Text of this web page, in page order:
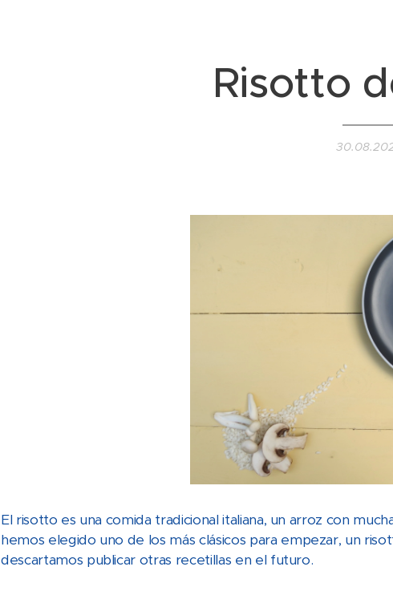
Risotto
El risotto es una comida tradicional italiana, un arroz con
hemos elegido uno de los más clásicos para empezar, un
descartamos publicar otras recetillas en el futuro.